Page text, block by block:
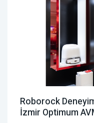
Roborock
İzmir Optimum